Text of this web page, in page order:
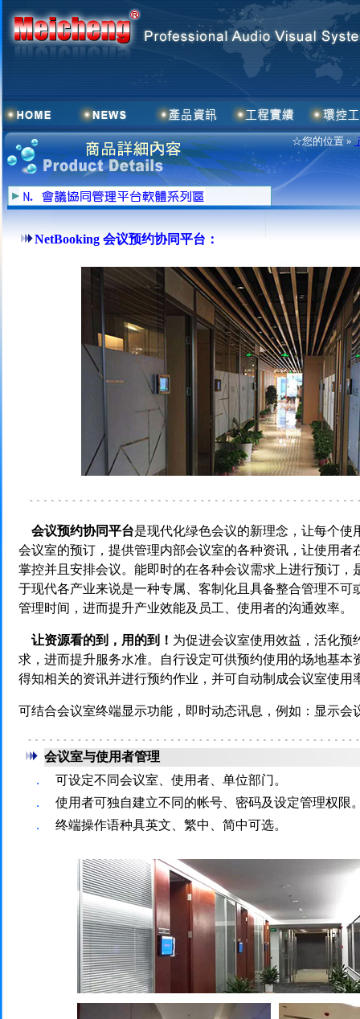
☆您的位置 »
NetBooking 会议预约协同平台：
会议预约协同平台是现代化绿色会议的新理念，让每个使
会议室的预订，提供管理内部会议室的各种资讯，让使用者
掌控并且安排会议。能即时的在各种会议需求上进行预订，
于现代各产业来说是一种专属、客制化且具备整合管理不可
管理时间，进而提升产业效能及员工、使用者的沟通效率。
让资源看的到，用的到！ 为促进会议室使用效益，活化预
求，进而提升服务水准。自行设定可供预约使用的场地基本
得知相关的资讯并进行预约作业，并可自动制成会议室使用
可结合会议室终端显示功能，即时动态讯息，例如：显示会
会议室与使用者管理
．
可设定不同会议室、使用者、单位部门。
．
使用者可独自建立不同的帐号、密码及设定管理权限
．
终端操作语种具英文、繁中、简中可选。